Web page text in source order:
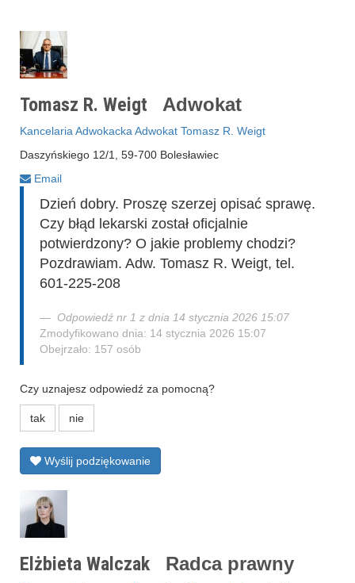
Tomasz R. Weigt Adwokat
Kancelaria Adwokacka Adwokat Tomasz R. Weigt
Daszyńskiego 12/1, 59-700 Bolesławiec
Email
Dzień dobry. Proszę szerzej opisać sprawę.
Czy błąd lekarski został oficjalnie
potwierdzony? O jakie problemy chodzi?
Pozdrawiam. Adw. Tomasz R. Weigt, tel.
601-225-208
Odpowiedź nr 1 z dnia 14 stycznia 2026 15:07
Zmodyfikowano dnia: 14 stycznia 2026 15:07
Obejrzało: 157 osób
Czy uznajesz odpowiedź za pomocną?
tak nie
Wyślij podziękowanie
Elżbieta Walczak Radca prawny